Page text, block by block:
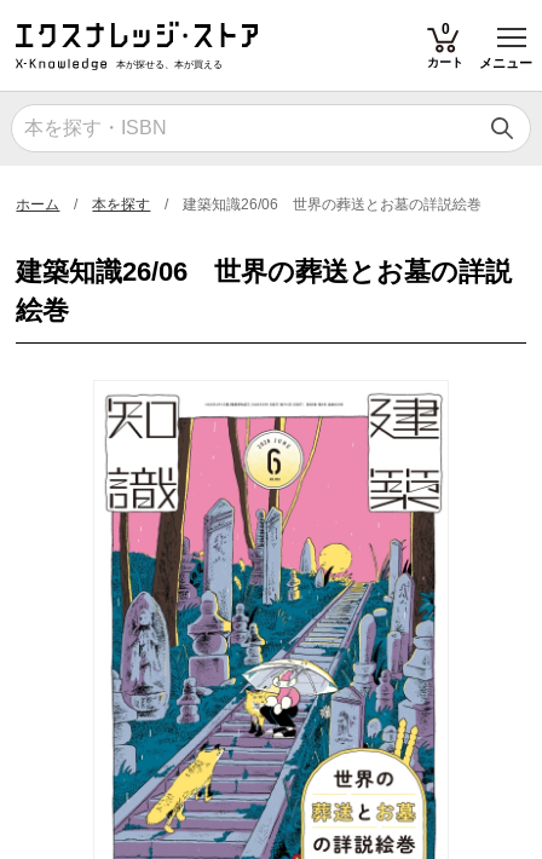
本が探せる、本が買える
0
カート メニュー
ホーム 本を探す 建築知識26/06 世界の葬送とお墓の詳説絵巻
建築知識26/06 世界の葬送とお墓の詳説
絵巻